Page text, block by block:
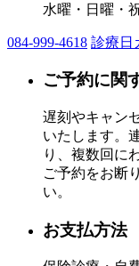
水曜・日曜・
084-999-4618 診療日
ご予約に関
遅刻やキャン
いたします。
り、複数回に
ご予約をお断
い。
お支払方法